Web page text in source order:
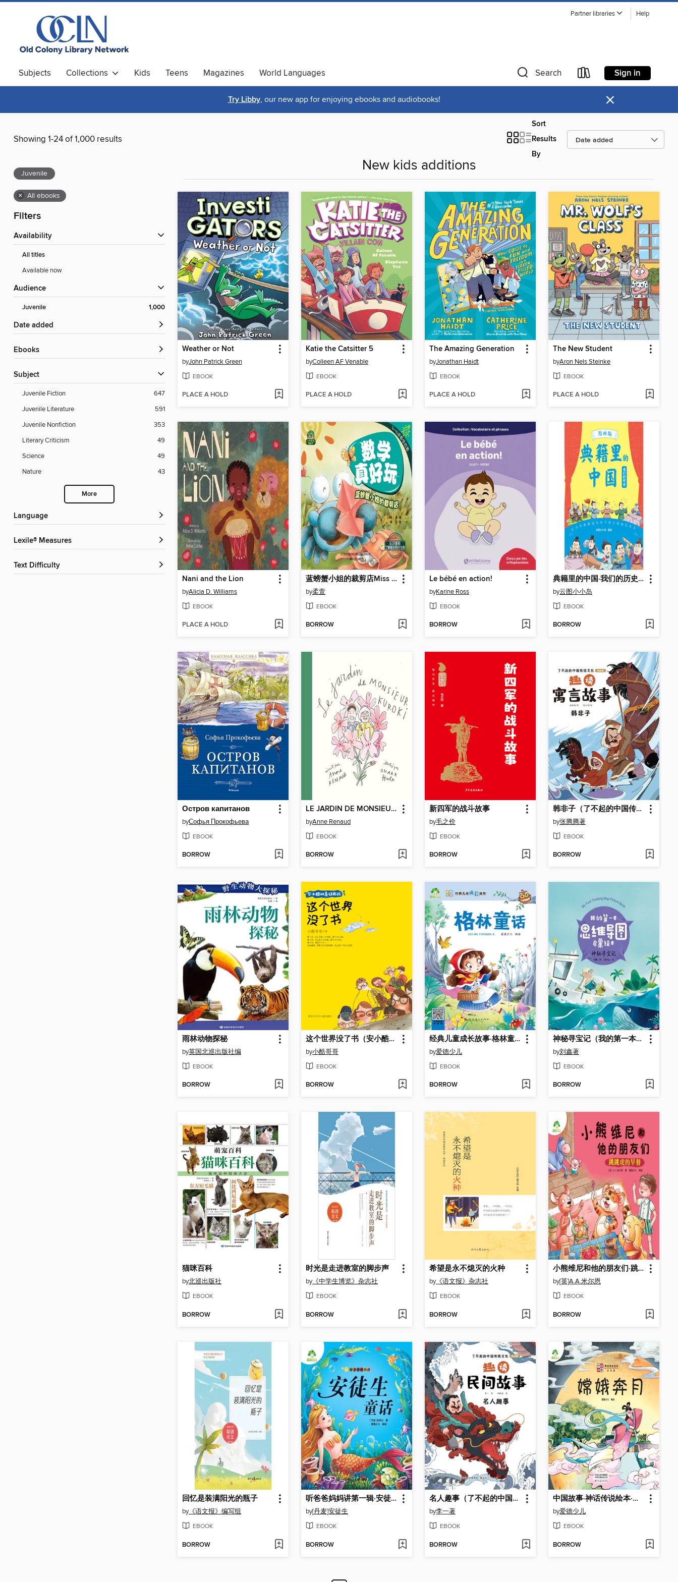
Partner libraries Help
Subjects Collections Kids Teens Magazines World Languages Search Sign in
Try Libby, our new app for enjoying ebooks and audiobooks! ×
Showing 1-24 of 1,000 results
Sort
Results
By
Juvenile
× All ebooks
Filters
Availability
All titles
Available now
Audience
Juvenile 1,000
Date added
ebooks
Subject
Juvenile Fiction
647
Juvenile Literature
591
Juvenile Nonfiction
353
Literary Criticism
49
Science
49
Nature
43
More
Language
Lexile® Measures
Text Difficulty
New kids additions
Weather or Not
byJohn Patrick Green
EBOOK
PLACE A HOLD
Katie the Catsitter 5
byColleen AF Venable
EBOOK
PLACE A HOLD
The Amazing Generation
byJonathan Haidt
EBOOK
PLACE A HOLD
The New Student
byAron Nels Steinke
EBOOK
PLACE A HOLD
Nani and the Lion
byAlicia D. Williams
EBOOK
PLACE A HOLD
蓝螃蟹小姐的裁剪店Miss Blue Crab's Tailoring Shop
by柔萱
EBOOK
BORROW
Le bébé en action!
byKarine Ross
EBOOK
BORROW
典籍里的中国·我们的历史（漫画版）
by云图小小岛
EBOOK
BORROW
Остров капитанов
byСофья Прокофьева
EBOOK
BORROW
LE JARDIN DE MONSIEUR KUROKI
byAnne Renaud
EBOOK
BORROW
新四军的战斗故事
by毛之价
EBOOK
BORROW
韩非子（了不起的中国传统文化）
by张腾腾著
EBOOK
BORROW
雨林动物探秘
by英国北巡出版社编
EBOOK
BORROW
这个世界没了书（安小酷的奇幻历险）
by小酷哥哥
EBOOK
BORROW
经典儿童成长故事·格林童话
by爱德少儿
EBOOK
BORROW
神秘寻宝记（我的第一本思维导图启蒙绘本）
by刘鑫著
EBOOK
BORROW
猫咪百科
by北巡出版社
EBOOK
BORROW
时光是走进教室的脚步声
by《中学生博览》杂志社
EBOOK
BORROW
希望是永不熄灭的火种
by《语文报》杂志社
EBOOK
BORROW
小熊维尼和他的朋友们·跳跳虎的早餐
by[英]A.A.米尔恩
EBOOK
BORROW
回忆是装满阳光的瓶子
by《语文报》编写组
EBOOK
BORROW
听爸爸妈妈讲第一辑·安徒生童话
by[丹麦]安徒生
EBOOK
BORROW
名人趣事（了不起的中国传统文化）
by李一著
EBOOK
BORROW
中国故事·神话传说绘本·嫦娥奔月
by爱德少儿
EBOOK
BORROW